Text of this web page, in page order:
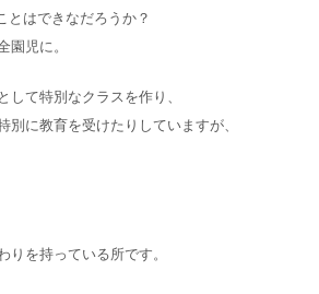
はできなだろうか？
児に。
て特別なクラスを作り、
に教育を受けたりしていますが、
を持っている所です。